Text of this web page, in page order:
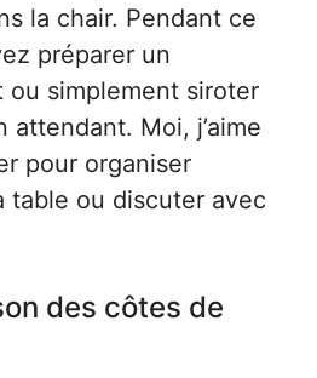
la chair. Pendant ce
préparer un
ou simplement siroter
attendant. Moi, j’aime
pour organiser
table ou discuter avec
des côtes de